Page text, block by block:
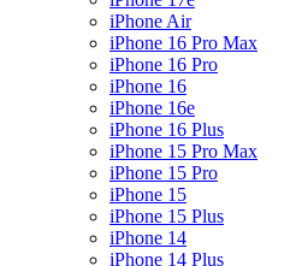
iPhone Air
iPhone 16 Pro Max
iPhone 16 Pro
iPhone 16
iPhone 16e
iPhone 16 Plus
iPhone 15 Pro Max
iPhone 15 Pro
iPhone 15
iPhone 15 Plus
iPhone 14
iPhone 14 Plus